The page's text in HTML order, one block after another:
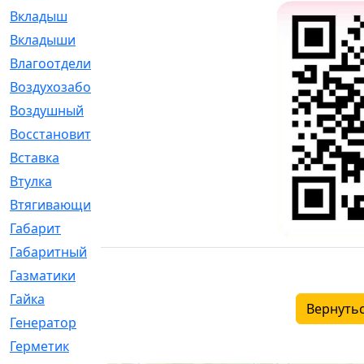
Вкладыш
Вкладыши
Влагоотделитель
Воздухозаборник
Воздушный
Восстановительный
Вставка
Втулка
Втягивающий
Габарит
Габаритный
[6]
Газматики
Гайка
Генератор
Герметик